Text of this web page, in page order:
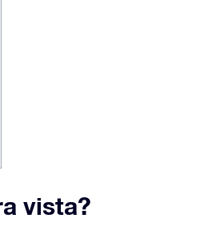
vista?